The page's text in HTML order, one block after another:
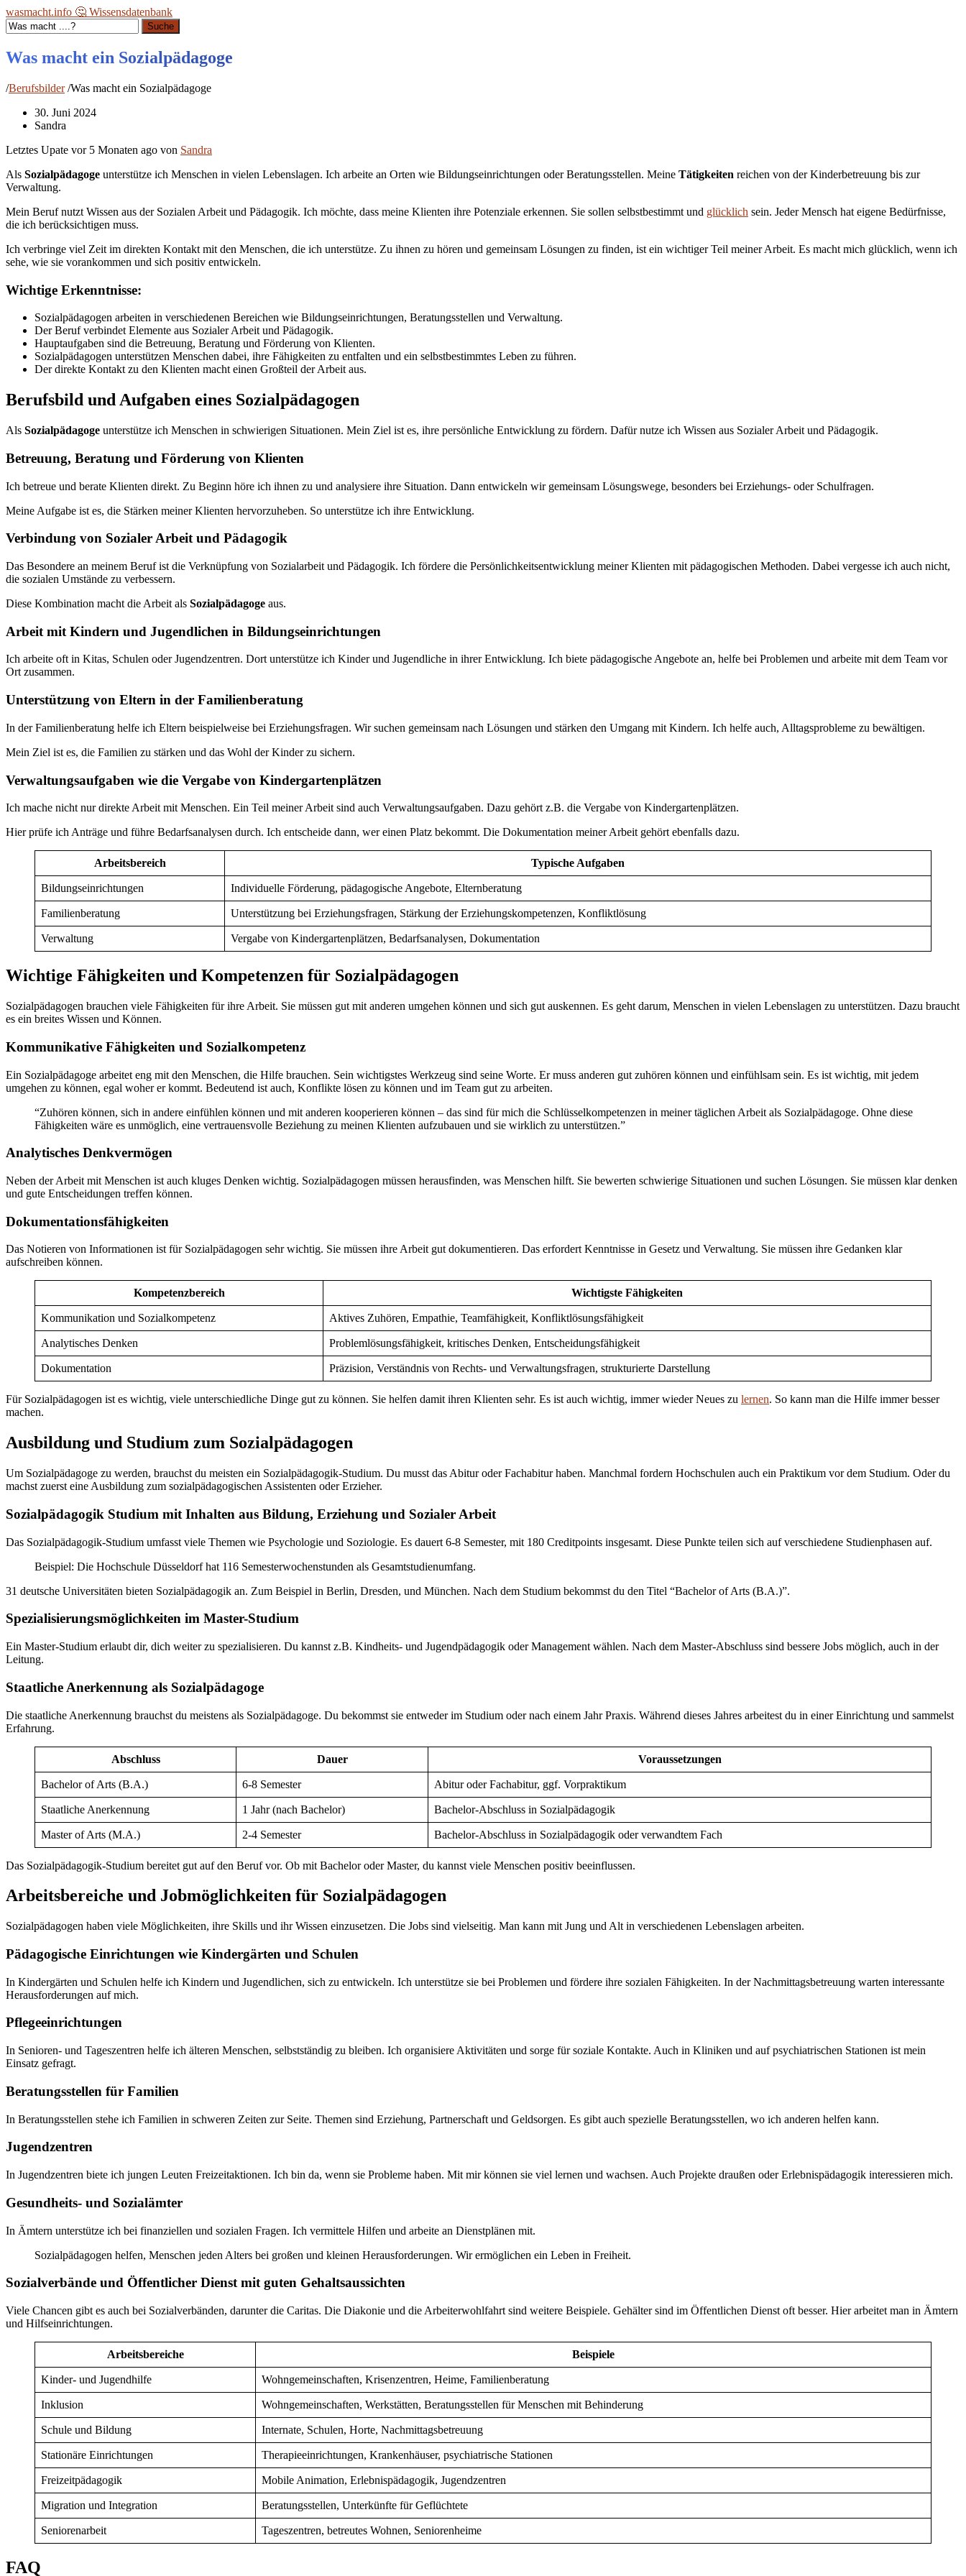
wasmacht.info 🤔 Wissensdatenbank
Suche
Was macht ein Sozialpädagoge
/Berufsbilder /Was macht ein Sozialpädagoge
30. Juni 2024
Sandra
Letztes Upate vor 5 Monaten ago von Sandra
Als Sozialpädagoge unterstütze ich Menschen in vielen Lebenslagen. Ich arbeite an Orten wie Bildungseinrichtungen oder Beratungsstellen. Meine Tätigkeiten reichen von der Kinderbetreuung bis zur
Verwaltung.
Mein Beruf nutzt Wissen aus der Sozialen Arbeit und Pädagogik. Ich möchte, dass meine Klienten ihre Potenziale erkennen. Sie sollen selbstbestimmt und glücklich sein. Jeder Mensch hat eigene Bedürfnisse,
die ich berücksichtigen muss.
Ich verbringe viel Zeit im direkten Kontakt mit den Menschen, die ich unterstütze. Zu ihnen zu hören und gemeinsam Lösungen zu finden, ist ein wichtiger Teil meiner Arbeit. Es macht mich glücklich, wenn ich
sehe, wie sie vorankommen und sich positiv entwickeln.
Wichtige Erkenntnisse:
Sozialpädagogen arbeiten in verschiedenen Bereichen wie Bildungseinrichtungen, Beratungsstellen und Verwaltung.
Der Beruf verbindet Elemente aus Sozialer Arbeit und Pädagogik.
Hauptaufgaben sind die Betreuung, Beratung und Förderung von Klienten.
Sozialpädagogen unterstützen Menschen dabei, ihre Fähigkeiten zu entfalten und ein selbstbestimmtes Leben zu führen.
Der direkte Kontakt zu den Klienten macht einen Großteil der Arbeit aus.
Berufsbild und Aufgaben eines Sozialpädagogen
Als Sozialpädagoge unterstütze ich Menschen in schwierigen Situationen. Mein Ziel ist es, ihre persönliche Entwicklung zu fördern. Dafür nutze ich Wissen aus Sozialer Arbeit und Pädagogik.
Betreuung, Beratung und Förderung von Klienten
Ich betreue und berate Klienten direkt. Zu Beginn höre ich ihnen zu und analysiere ihre Situation. Dann entwickeln wir gemeinsam Lösungswege, besonders bei Erziehungs- oder Schulfragen.
Meine Aufgabe ist es, die Stärken meiner Klienten hervorzuheben. So unterstütze ich ihre Entwicklung.
Verbindung von Sozialer Arbeit und Pädagogik
Das Besondere an meinem Beruf ist die Verknüpfung von Sozialarbeit und Pädagogik. Ich fördere die Persönlichkeitsentwicklung meiner Klienten mit pädagogischen Methoden. Dabei vergesse ich auch nicht,
die sozialen Umstände zu verbessern.
Diese Kombination macht die Arbeit als Sozialpädagoge aus.
Arbeit mit Kindern und Jugendlichen in Bildungseinrichtungen
Ich arbeite oft in Kitas, Schulen oder Jugendzentren. Dort unterstütze ich Kinder und Jugendliche in ihrer Entwicklung. Ich biete pädagogische Angebote an, helfe bei Problemen und arbeite mit dem Team vor
Ort zusammen.
Unterstützung von Eltern in der Familienberatung
In der Familienberatung helfe ich Eltern beispielweise bei Erziehungsfragen. Wir suchen gemeinsam nach Lösungen und stärken den Umgang mit Kindern. Ich helfe auch, Alltagsprobleme zu bewältigen.
Mein Ziel ist es, die Familien zu stärken und das Wohl der Kinder zu sichern.
Verwaltungsaufgaben wie die Vergabe von Kindergartenplätzen
Ich mache nicht nur direkte Arbeit mit Menschen. Ein Teil meiner Arbeit sind auch Verwaltungsaufgaben. Dazu gehört z.B. die Vergabe von Kindergartenplätzen.
Hier prüfe ich Anträge und führe Bedarfsanalysen durch. Ich entscheide dann, wer einen Platz bekommt. Die Dokumentation meiner Arbeit gehört ebenfalls dazu.
Arbeitsbereich Typische Aufgaben
Bildungseinrichtungen Individuelle Förderung, pädagogische Angebote, Elternberatung
Familienberatung Unterstützung bei Erziehungsfragen, Stärkung der Erziehungskompetenzen, Konfliktlösung
Verwaltung Vergabe von Kindergartenplätzen, Bedarfsanalysen, Dokumentation
Wichtige Fähigkeiten und Kompetenzen für Sozialpädagogen
Sozialpädagogen brauchen viele Fähigkeiten für ihre Arbeit. Sie müssen gut mit anderen umgehen können und sich gut auskennen. Es geht darum, Menschen in vielen Lebenslagen zu unterstützen. Dazu braucht
es ein breites Wissen und Können.
Kommunikative Fähigkeiten und Sozialkompetenz
Ein Sozialpädagoge arbeitet eng mit den Menschen, die Hilfe brauchen. Sein wichtigstes Werkzeug sind seine Worte. Er muss anderen gut zuhören können und einfühlsam sein. Es ist wichtig, mit jedem
umgehen zu können, egal woher er kommt. Bedeutend ist auch, Konflikte lösen zu können und im Team gut zu arbeiten.
“Zuhören können, sich in andere einfühlen können und mit anderen kooperieren können – das sind für mich die Schlüsselkompetenzen in meiner täglichen Arbeit als Sozialpädagoge. Ohne diese
Fähigkeiten wäre es unmöglich, eine vertrauensvolle Beziehung zu meinen Klienten aufzubauen und sie wirklich zu unterstützen.”
Analytisches Denkvermögen
Neben der Arbeit mit Menschen ist auch kluges Denken wichtig. Sozialpädagogen müssen herausfinden, was Menschen hilft. Sie bewerten schwierige Situationen und suchen Lösungen. Sie müssen klar denken
und gute Entscheidungen treffen können.
Dokumentationsfähigkeiten
Das Notieren von Informationen ist für Sozialpädagogen sehr wichtig. Sie müssen ihre Arbeit gut dokumentieren. Das erfordert Kenntnisse in Gesetz und Verwaltung. Sie müssen ihre Gedanken klar
aufschreiben können.
Kompetenzbereich Wichtigste Fähigkeiten
Kommunikation und Sozialkompetenz Aktives Zuhören, Empathie, Teamfähigkeit, Konfliktlösungsfähigkeit
Analytisches Denken Problemlösungsfähigkeit, kritisches Denken, Entscheidungsfähigkeit
Dokumentation Präzision, Verständnis von Rechts- und Verwaltungsfragen, strukturierte Darstellung
Für Sozialpädagogen ist es wichtig, viele unterschiedliche Dinge gut zu können. Sie helfen damit ihren Klienten sehr. Es ist auch wichtig, immer wieder Neues zu lernen. So kann man die Hilfe immer besser
machen.
Ausbildung und Studium zum Sozialpädagogen
Um Sozialpädagoge zu werden, brauchst du meisten ein Sozialpädagogik-Studium. Du musst das Abitur oder Fachabitur haben. Manchmal fordern Hochschulen auch ein Praktikum vor dem Studium. Oder du
machst zuerst eine Ausbildung zum sozialpädagogischen Assistenten oder Erzieher.
Sozialpädagogik Studium mit Inhalten aus Bildung, Erziehung und Sozialer Arbeit
Das Sozialpädagogik-Studium umfasst viele Themen wie Psychologie und Soziologie. Es dauert 6-8 Semester, mit 180 Creditpoints insgesamt. Diese Punkte teilen sich auf verschiedene Studienphasen auf.
Beispiel: Die Hochschule Düsseldorf hat 116 Semesterwochenstunden als Gesamtstudienumfang.
31 deutsche Universitäten bieten Sozialpädagogik an. Zum Beispiel in Berlin, Dresden, und München. Nach dem Studium bekommst du den Titel “Bachelor of Arts (B.A.)”.
Spezialisierungsmöglichkeiten im Master-Studium
Ein Master-Studium erlaubt dir, dich weiter zu spezialisieren. Du kannst z.B. Kindheits- und Jugendpädagogik oder Management wählen. Nach dem Master-Abschluss sind bessere Jobs möglich, auch in der
Leitung.
Staatliche Anerkennung als Sozialpädagoge
Die staatliche Anerkennung brauchst du meistens als Sozialpädagoge. Du bekommst sie entweder im Studium oder nach einem Jahr Praxis. Während dieses Jahres arbeitest du in einer Einrichtung und sammelst
Erfahrung.
Abschluss Dauer Voraussetzungen
Bachelor of Arts (B.A.) 6-8 Semester Abitur oder Fachabitur, ggf. Vorpraktikum
Staatliche Anerkennung 1 Jahr (nach Bachelor) Bachelor-Abschluss in Sozialpädagogik
Master of Arts (M.A.) 2-4 Semester Bachelor-Abschluss in Sozialpädagogik oder verwandtem Fach
Das Sozialpädagogik-Studium bereitet gut auf den Beruf vor. Ob mit Bachelor oder Master, du kannst viele Menschen positiv beeinflussen.
Arbeitsbereiche und Jobmöglichkeiten für Sozialpädagogen
Sozialpädagogen haben viele Möglichkeiten, ihre Skills und ihr Wissen einzusetzen. Die Jobs sind vielseitig. Man kann mit Jung und Alt in verschiedenen Lebenslagen arbeiten.
Pädagogische Einrichtungen wie Kindergärten und Schulen
In Kindergärten und Schulen helfe ich Kindern und Jugendlichen, sich zu entwickeln. Ich unterstütze sie bei Problemen und fördere ihre sozialen Fähigkeiten. In der Nachmittagsbetreuung warten interessante
Herausforderungen auf mich.
Pflegeeinrichtungen
In Senioren- und Tageszentren helfe ich älteren Menschen, selbstständig zu bleiben. Ich organisiere Aktivitäten und sorge für soziale Kontakte. Auch in Kliniken und auf psychiatrischen Stationen ist mein
Einsatz gefragt.
Beratungsstellen für Familien
In Beratungsstellen stehe ich Familien in schweren Zeiten zur Seite. Themen sind Erziehung, Partnerschaft und Geldsorgen. Es gibt auch spezielle Beratungsstellen, wo ich anderen helfen kann.
Jugendzentren
In Jugendzentren biete ich jungen Leuten Freizeitaktionen. Ich bin da, wenn sie Probleme haben. Mit mir können sie viel lernen und wachsen. Auch Projekte draußen oder Erlebnispädagogik interessieren mich.
Gesundheits- und Sozialämter
In Ämtern unterstütze ich bei finanziellen und sozialen Fragen. Ich vermittele Hilfen und arbeite an Dienstplänen mit.
Sozialpädagogen helfen, Menschen jeden Alters bei großen und kleinen Herausforderungen. Wir ermöglichen ein Leben in Freiheit.
Sozialverbände und Öffentlicher Dienst mit guten Gehaltsaussichten
Viele Chancen gibt es auch bei Sozialverbänden, darunter die Caritas. Die Diakonie und die Arbeiterwohlfahrt sind weitere Beispiele. Gehälter sind im Öffentlichen Dienst oft besser. Hier arbeitet man in Ämtern
und Hilfseinrichtungen.
Arbeitsbereiche Beispiele
Kinder- und Jugendhilfe Wohngemeinschaften, Krisenzentren, Heime, Familienberatung
Inklusion Wohngemeinschaften, Werkstätten, Beratungsstellen für Menschen mit Behinderung
Schule und Bildung Internate, Schulen, Horte, Nachmittagsbetreuung
Stationäre Einrichtungen Therapieeinrichtungen, Krankenhäuser, psychiatrische Stationen
Freizeitpädagogik Mobile Animation, Erlebnispädagogik, Jugendzentren
Migration und Integration Beratungsstellen, Unterkünfte für Geflüchtete
Seniorenarbeit Tageszentren, betreutes Wohnen, Seniorenheime
FAQ